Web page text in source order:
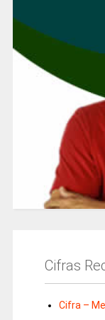
Cifras
Cifra –